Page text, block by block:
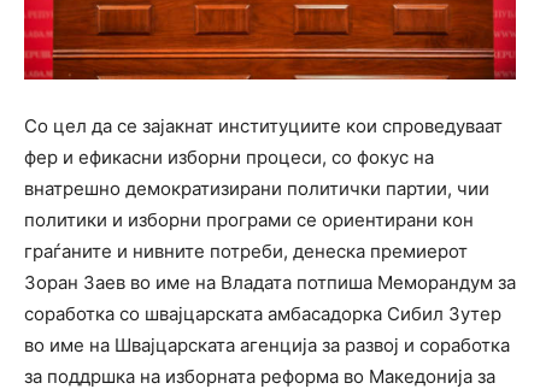
Со цел да се зајакнат институциите кои спроведуваат
фер и ефикасни изборни процеси, со фокус на
внатрешно демократизирани политички партии, чии
политики и изборни програми се ориентирани кон
граѓаните и нивните потреби, денеска премиерот
Зоран Заев во име на Владата потпиша Меморандум за
соработка со швајцарската амбасадорка Сибил Зутер
во име на Швајцарската агенција за развој и соработка
за поддршка на изборната реформа во Македонија за